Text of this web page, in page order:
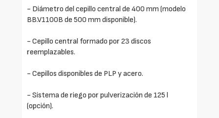
- Diámetro del cepillo central de 400 mm (modelo
BB.V1100B de 500 mm disponible).
- Cepillo central formado por 23 discos
reemplazables.
- Cepillos disponibles de PLP y acero.
- Sistema de riego por pulverización de 125 l
(opción).